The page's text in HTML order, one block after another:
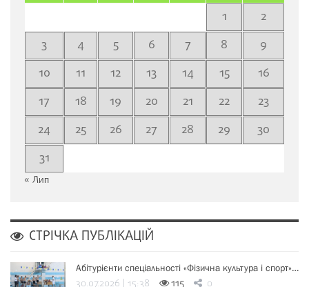
1
2
3
4 5 6 7 8
9
10
11 12 13 14 15
16
17
18 19 20 21 22
23
24
25 26 27 28 29
30
31
« Лип
СТРІЧКА ПУБЛІКАЦІЙ
Абітурієнти спеціальності «Фізична культура і спорт»…
30.07.2026 | 15:38 115 0